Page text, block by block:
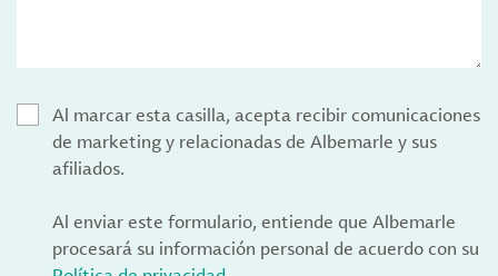
Al marcar esta casilla, acepta recibir comunicaciones
de marketing y relacionadas de Albemarle y sus
afiliados.
Al enviar este formulario, entiende que Albemarle
procesará su información personal de acuerdo con su